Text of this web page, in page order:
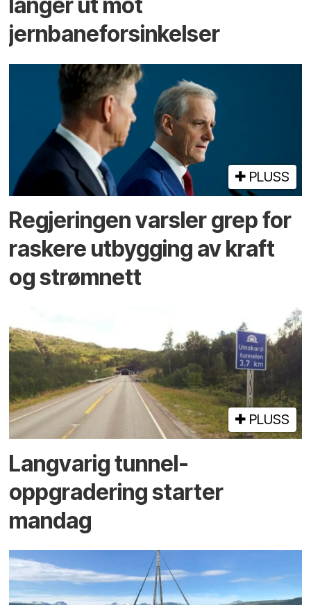
jernbaneforsinkelser
PLUSS
Regjeringen varsler grep for
raskere utbygging av kraft
og strømnett
PLUSS
Langvarig tunnel­
oppgradering starter
mandag